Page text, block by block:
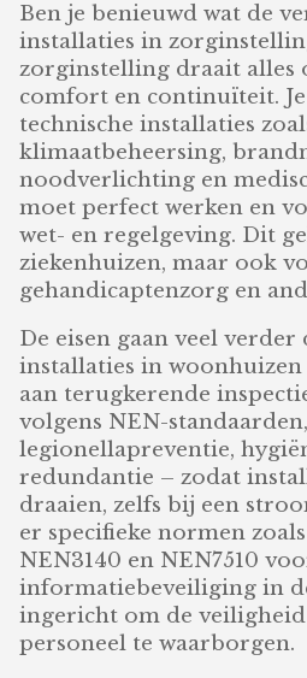
Ben je benieuwd wat de
installaties in
zorginstelling draait alles
comfort en continuïteit.
technische installaties
klimaatbeheersing,
noodverlichting en
moet perfect werken en
wet- en regelgeving. Dit
ziekenhuizen, maar ook
gehandicaptenzorg en
De eisen gaan veel verder
installaties in
aan terugkerende
volgens NEN-standaarden,
legionellapreventie,
redundantie – zodat
draaien, zelfs bij een
er specifieke normen
NEN3140 en NEN7510
informatiebeveiliging in
ingericht om de
personeel te waarborgen.